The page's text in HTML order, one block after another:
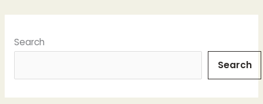
Search
Search